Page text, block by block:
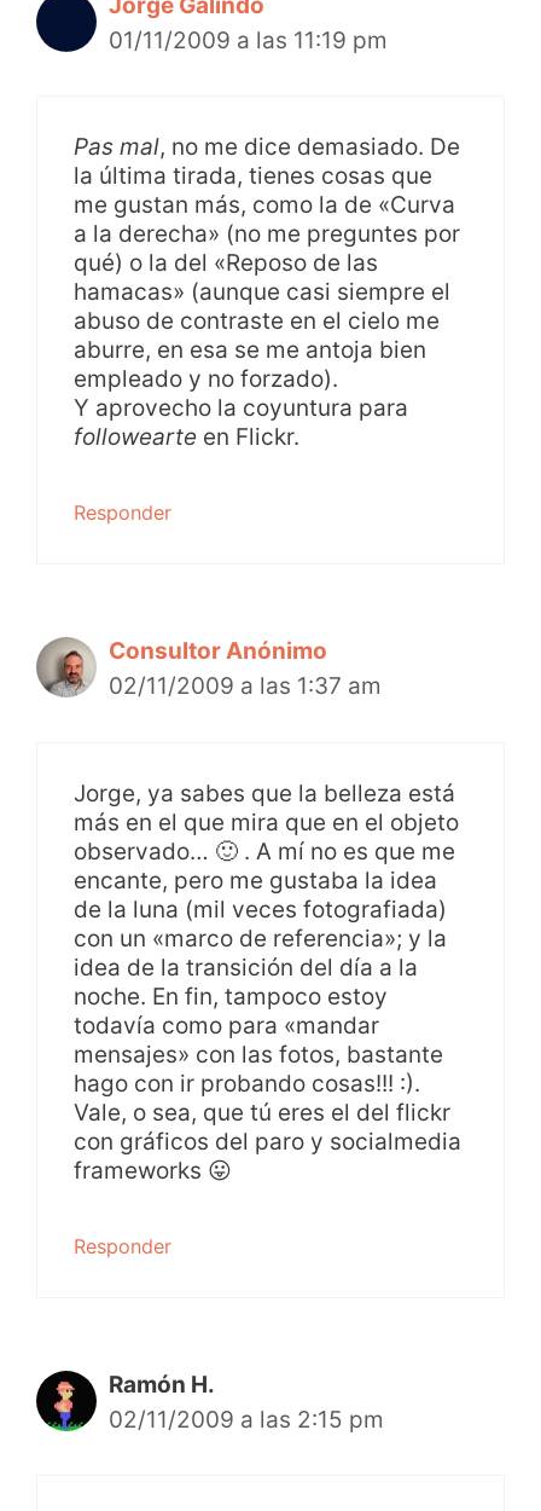
01/11/2009 a las 11:19 pm
Pas mal, no me dice demasiado. De
la última tirada, tienes cosas que
me gustan más, como la de «Curva
a la derecha» (no me preguntes por
qué) o la del «Reposo de las
hamacas» (aunque casi siempre el
abuso de contraste en el cielo me
aburre, en esa se me antoja bien
empleado y no forzado).
Y aprovecho la coyuntura para
followearte en Flickr.
Responder
Consultor Anónimo
02/11/2009 a las 1:37 am
Jorge, ya sabes que la belleza está
más en el que mira que en el objeto
observado… 🙂 . A mí no es que me
encante, pero me gustaba la idea
de la luna (mil veces fotografiada)
con un «marco de referencia»; y la
idea de la transición del día a la
noche. En fin, tampoco estoy
todavía como para «mandar
mensajes» con las fotos, bastante
hago con ir probando cosas!!! :).
Vale, o sea, que tú eres el del flickr
con gráficos del paro y socialmedia
frameworks 😛
Responder
Ramón H.
02/11/2009 a las 2:15 pm